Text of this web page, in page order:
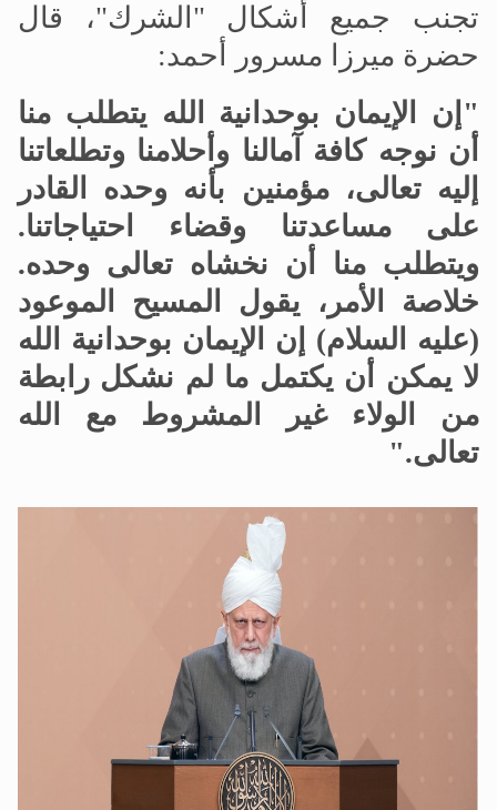
تجنب جميع أشكال "الشرك"، قال
حضرة ميرزا مسرور أحمد:
"إن الإيمان بوحدانية الله يتطلب منا
أن نوجه كافة آمالنا وأحلامنا وتطلعاتنا
إليه تعالى، مؤمنين بأنه وحده القادر
على مساعدتنا وقضاء احتياجاتنا.
ويتطلب منا أن نخشاه تعالى وحده.
خلاصة الأمر، يقول المسيح الموعود
(عليه السلام) إن الإيمان بوحدانية الله
لا يمكن أن يكتمل ما لم نشكل رابطة
من الولاء غير المشروط مع الله
تعالى."